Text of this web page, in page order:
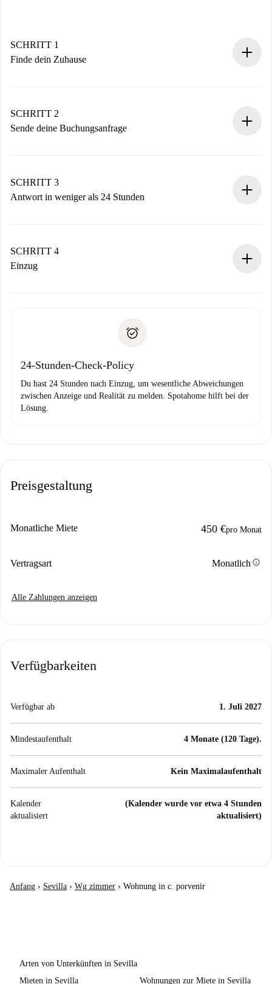
SCHRITT 1
Finde dein Zuhause
Du erhältst alle notwendigen Informationen im Voraus.
SCHRITT 2
Sende deine Buchungsanfrage
Denk daran, dass wir dich erst belasten, wenn der
Vermieter zustimmt.
SCHRITT 3
Antwort in weniger als 24 Stunden
stellen den Kontakt her.
Wenn der Vermieter ablehnen muss, entstehen keine
SCHRITT 4
Einzug
24-Stunden-Check-Policy
Du hast 24 Stunden nach Einzug, um wesentliche Abweichungen
zwischen Anzeige und Realität zu melden. Spotahome hilft bei der
Lösung.
Preisgestaltung
Monatliche Miete 450 €pro Monat
Vertragsart Monatlich info
Alle Zahlungen anzeigen
Verfügbarkeiten
Verfügbar ab 1. Juli 2027
Mindestaufenthalt 4 Monate (120 Tage).
Maximaler Aufenthalt Kein Maximalaufenthalt
Kalender
aktualisiert
(Kalender wurde vor etwa 4 Stunden
aktualisiert)
Anfang › Sevilla › Wg zimmer › Wohnung in c. porvenir
Arten von Unterkünften in Sevilla
Mieten in Sevilla
Wohnungen zur Miete in Sevilla